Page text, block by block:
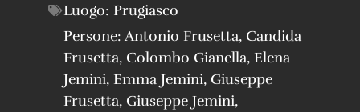
Luogo: Prugiasco
Persone: Antonio Frusetta, Candida
Frusetta, Colombo Gianella, Elena
Jemini, Emma Jemini, Giuseppe
Frusetta, Giuseppe Jemini,